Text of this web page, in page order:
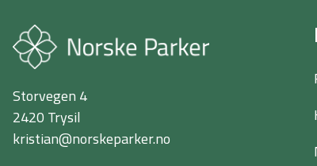
Storvegen 4
2420 Trysil
kristian@norskeparker.no